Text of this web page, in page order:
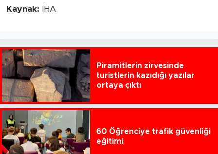
Kaynak: İHA
Piramitlerin zirvesinde
turistlerin kazıdığı yazılar
ortaya çıktı
60 Öğrenciye trafik güvenliği
eğitimi